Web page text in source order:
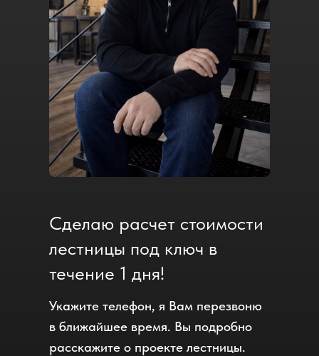
Сделаю расчет стоимости
лестницы под ключ в
течение 1 дня!
Укажите телефон, я Вам перезвоню
в ближайшее время. Вы подробно
расскажите о проекте лестницы.